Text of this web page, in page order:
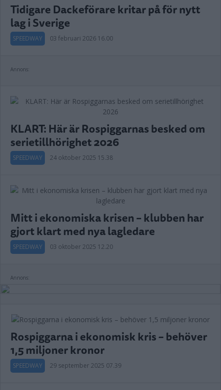
Tidigare Dackeförare kritar på för nytt
lag i Sverige
SPEEDWAY 03 februari 2026 16.00
Annons:
KLART: Här är Rospiggarnas besked om
serietillhörighet 2026
SPEEDWAY 24 oktober 2025 15.38
Mitt i ekonomiska krisen – klubben har
gjort klart med nya lagledare
SPEEDWAY 03 oktober 2025 12.20
Annons:
Rospiggarna i ekonomisk kris – behöver
1,5 miljoner kronor
SPEEDWAY 29 september 2025 07.39